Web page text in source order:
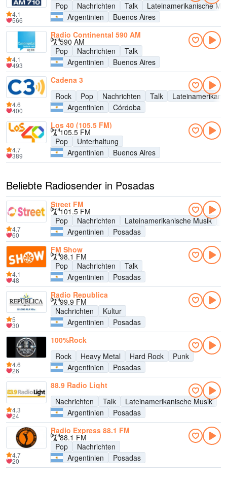
Pop
Nachrichten Talk
Lateinamerikanische
Argentinien
Buenos Aires
4.1
566
Radio Continental 590 AM
590 AM
Pop
Nachrichten
Talk
Argentinien
Buenos Aires
4.1
493
Cadena 3
Rock
Pop Nachrichten Talk
Argentinien
Córdoba
4.6
400
Los 40 (105.5 FM)
105.5 FM
Pop
Unterhaltung
Argentinien
Buenos Aires
4.7
389
Beliebte Radiosender in Posadas
Street FM
101.5 FM
Pop
Nachrichten Lateinamerikanische Musik
Argentinien
Posadas
4.7
60
FM Show
98.1 FM
Pop
Nachrichten
Talk
Argentinien
Posadas
4.1
48
Radio Republica
99.9 FM
Nachrichten
Kultur
Argentinien
Posadas
5
30
100%Rock
Rock
Heavy Metal Hard Rock
Punk
Argentinien
Posadas
4.6
26
88.9 Radio Light
Nachrichten
Talk
Lateinamerikanische Musik
Argentinien
Posadas
4.3
24
Radio Express 88.1 FM
88.1 FM
Pop
Nachrichten
Argentinien
Posadas
4.7
20